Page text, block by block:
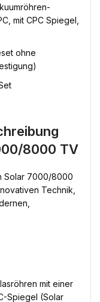
mit CPC Spiegel,
ohne
8000 TV
Solar 7000/8000
Technik,
mit einer
Spiegel (Solar